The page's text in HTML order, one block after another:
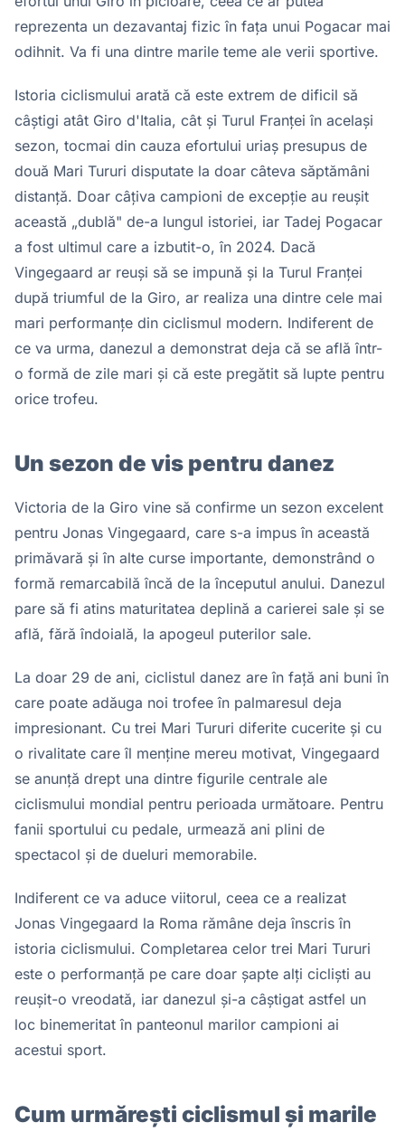
reprezenta un dezavantaj fizic în fața unui Pogacar mai
odihnit. Va fi una dintre marile teme ale verii sportive.
Istoria ciclismului arată că este extrem de dificil să
câștigi atât Giro d'Italia, cât și Turul Franței în același
sezon, tocmai din cauza efortului uriaș presupus de
două Mari Tururi disputate la doar câteva săptămâni
distanță. Doar câțiva campioni de excepție au reușit
această „dublă" de-a lungul istoriei, iar Tadej Pogacar
a fost ultimul care a izbutit-o, în 2024. Dacă
Vingegaard ar reuși să se impună și la Turul Franței
după triumful de la Giro, ar realiza una dintre cele mai
mari performanțe din ciclismul modern. Indiferent de
ce va urma, danezul a demonstrat deja că se află într-
o formă de zile mari și că este pregătit să lupte pentru
orice trofeu.
Un sezon de vis pentru danez
Victoria de la Giro vine să confirme un sezon excelent
pentru Jonas Vingegaard, care s-a impus în această
primăvară și în alte curse importante, demonstrând o
formă remarcabilă încă de la începutul anului. Danezul
pare să fi atins maturitatea deplină a carierei sale și se
află, fără îndoială, la apogeul puterilor sale.
La doar 29 de ani, ciclistul danez are în față ani buni în
care poate adăuga noi trofee în palmaresul deja
impresionant. Cu trei Mari Tururi diferite cucerite și cu
o rivalitate care îl menține mereu motivat, Vingegaard
se anunță drept una dintre figurile centrale ale
ciclismului mondial pentru perioada următoare. Pentru
fanii sportului cu pedale, urmează ani plini de
spectacol și de dueluri memorabile.
Indiferent ce va aduce viitorul, ceea ce a realizat
Jonas Vingegaard la Roma rămâne deja înscris în
istoria ciclismului. Completarea celor trei Mari Tururi
este o performanță pe care doar șapte alți cicliști au
reușit-o vreodată, iar danezul și-a câștigat astfel un
loc binemeritat în panteonul marilor campioni ai
acestui sport.
Cum urmărești ciclismul și marile